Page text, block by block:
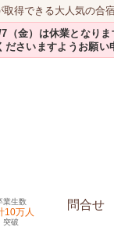
取得できる大人気の合
（金）は休業となりま
ださいますようお願い
業生数
10万人
突破
問合せ